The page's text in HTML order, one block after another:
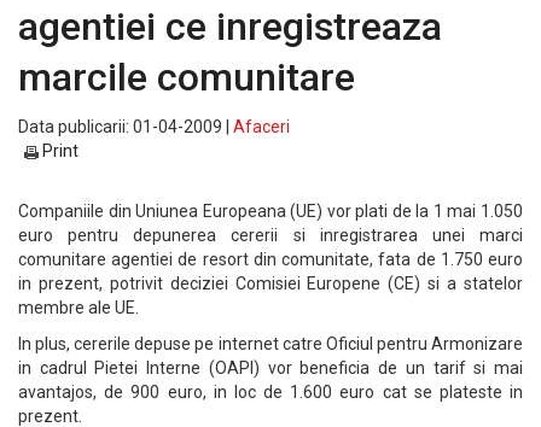
agentiei ce inregistreaza
marcile comunitare
Data publicarii: 01-04-2009 | Afaceri
Print
Companiile din Uniunea Europeana (UE) vor plati de la 1 mai 1.050
euro pentru depunerea cererii si inregistrarea unei marci
comunitare agentiei de resort din comunitate, fata de 1.750 euro
in prezent, potrivit deciziei Comisiei Europene (CE) si a statelor
membre ale UE.
In plus, cererile depuse pe internet catre Oficiul pentru Armonizare
in cadrul Pietei Interne (OAPI) vor beneficia de un tarif si mai
avantajos, de 900 euro, in loc de 1.600 euro cat se plateste in
prezent.